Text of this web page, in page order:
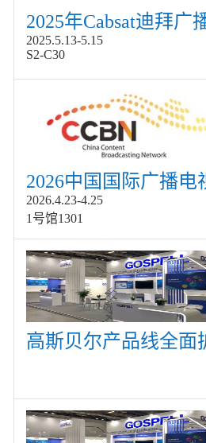
2025.5.13-5.15
S2-C30
2026.4.23-4.25
1号馆1301